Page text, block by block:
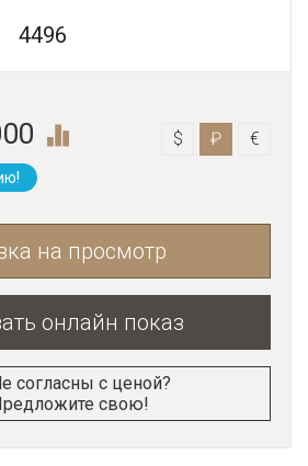
4496
$ ₽ €
на просмотр
онлайн показ
согласны с ценой?
свою!